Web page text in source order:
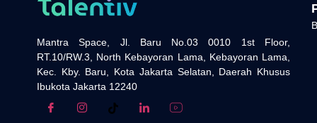
Mantra Space, Jl. Baru No.03 0010 1st Floor,
RT.10/RW.3, North Kebayoran Lama, Kebayoran Lama,
Kec. Kby. Baru, Kota Jakarta Selatan, Daerah Khusus
Ibukota Jakarta 12240